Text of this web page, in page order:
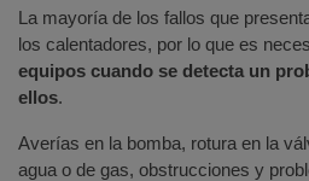
La mayoría de los fallos que
los calentadores, por lo que es
equipos cuando se detecta un
ellos.
Averías en la bomba, rotura en la
agua o de gas, obstrucciones y